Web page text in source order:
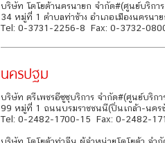
บริษัท โตโยต้านครนายก จำกัด#(ศูนย์บริกา
34 หมู่ที่ 1 ตำบลท่าช้าง อำเภอเมืองนครนา
Tel: 0-3731-2256-8 Fax: 0-3732-
นครปฐม
บริษัท ตรีเพชรอีซูซุบริการ จำกัด#(ศูนย์บริก
99 หมู่ที่ 1 ถนนบรมราชชนนี(ปิ่นเกล้า-นคร
Tel: 0-2482-1700-15 Fax: 0-2482-